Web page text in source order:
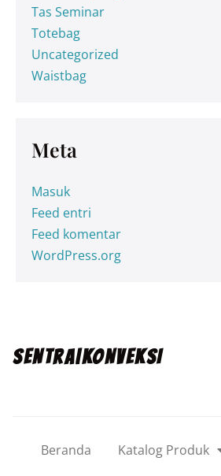
Tas Seminar
Totebag
Uncategorized
Waistbag
Meta
Masuk
Feed entri
Feed komentar
WordPress.org
SENTRA|KONVEKSI
Beranda Katalog Produk